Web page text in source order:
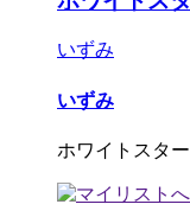
いずみ
いずみ
ホワイトスタ